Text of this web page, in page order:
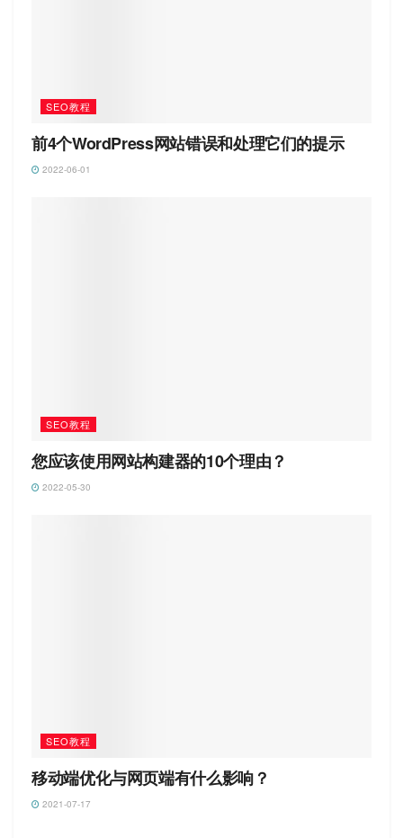
SEO教程
前4个WordPress网站错误和处理它们的提示
2022-06-01
SEO教程
您应该使用网站构建器的10个理由？
2022-05-30
SEO教程
移动端优化与网页端有什么影响？
2021-07-17